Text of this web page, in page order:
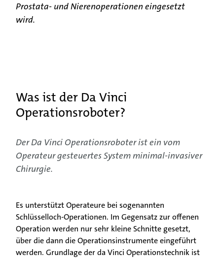
Unsere Fachgebiete
Ärztinnen & Ärzte
Prostata- und Nierenoperationen eingesetzt
wird.
Was ist der Da Vinci
Operationsroboter?
Der Da Vinci Operationsroboter ist ein vom
Operateur gesteuertes System minimal-invasiver
Chirurgie.
Es unterstützt Operateure bei sogenannten
Schlüsselloch-Operationen. Im Gegensatz zur offenen
Operation werden nur sehr kleine Schnitte gesetzt,
über die dann die Operationsinstrumente eingeführt
werden. Grundlage der da Vinci Operationstechnik ist